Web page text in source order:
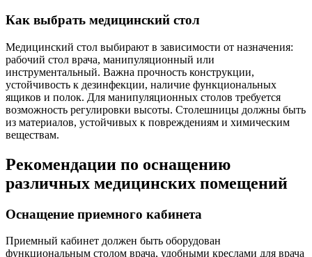
Как выбрать медицинский стол
Медицинский стол выбирают в зависимости от назначения:
рабочий стол врача, манипуляционный или
инструментальный. Важна прочность конструкции,
устойчивость к дезинфекции, наличие функциональных
ящиков и полок. Для манипуляционных столов требуется
возможность регулировки высоты. Столешницы должны быть
из материалов, устойчивых к повреждениям и химическим
веществам.
Рекомендации по оснащению
различных медицинских помещений
Оснащение приемного кабинета
Приемный кабинет должен быть оборудован
функциональным столом врача, удобными креслами для врача